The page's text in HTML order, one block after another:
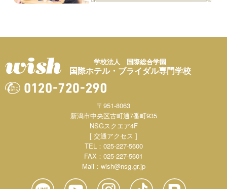
学校法人 国際総合学園
国際ホテル・ブライダル専門学校
〒951-8063
新潟市中央区古町通7番町935
NSGスクエア4F
[ 交通アクセス ]
TEL：025-227-5600
FAX：025-227-5601
Mail： wish@nsg.gr.jp